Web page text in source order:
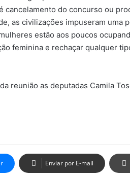
cancelamento do concurso ou
as civilizações impuseram uma
estão aos poucos
feminina e rechaçar qualquer
reunião as deputadas Camila
Enviar por E-mail